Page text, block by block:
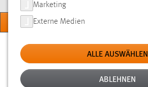
Sie sind hier:
Hochschule Einrichtungen
Marketing
Externe Medien
ALLE AUSWÄHLEN
ABLEHNEN